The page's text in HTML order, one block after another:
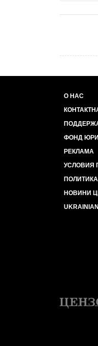
О НАС
ФОНД
РЕКЛАМА
УСЛОВИЯ
НОВИНИ